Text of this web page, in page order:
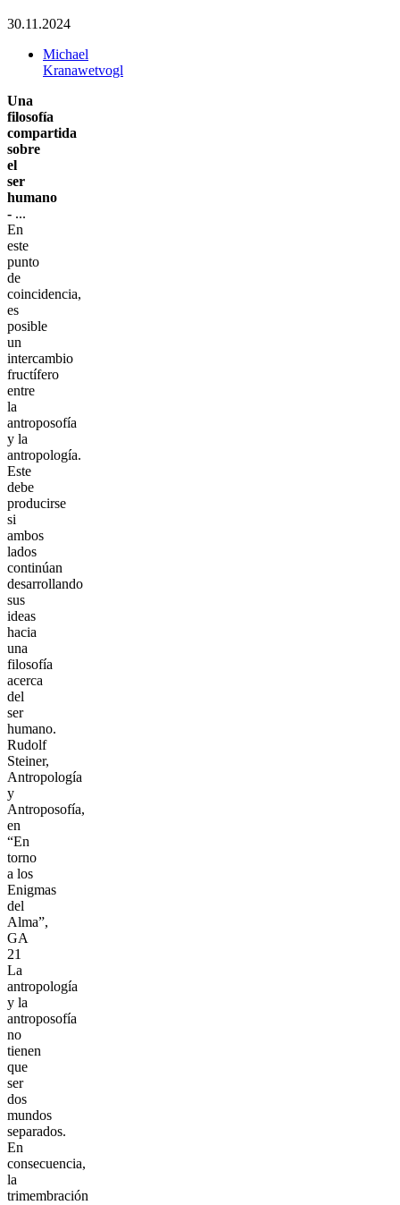
30.11.2024
Michael
Kranawetvogl
Una
filosofía
compartida
sobre
el
ser
humano
- ...
En
este
punto
de
coincidencia,
es
posible
un
intercambio
fructífero
entre
la
antroposofía
y la
antropología.
Este
debe
producirse
si
ambos
lados
continúan
desarrollando
sus
ideas
hacia
una
filosofía
acerca
del
ser
humano.
Rudolf
Steiner,
Antropología
y
Antroposofía,
en
“En
torno
a los
Enigmas
del
Alma”,
GA
21
La
antropología
y la
antroposofía
no
tienen
que
ser
dos
mundos
separados.
En
consecuencia,
la
trimembración